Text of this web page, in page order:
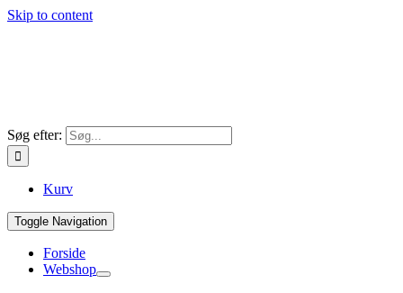
Skip to content
Søg efter:
Kurv
Toggle Navigation
Forside
Webshop